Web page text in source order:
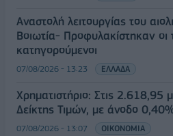
Αναστολή λειτουργίας του
Βοιωτία- Προφυλακίστηκαν οι
κατηγορούμενοι
07/08/2026 - 13:23 ΕΛΛΑΔΑ
Χρηματιστήριο: Στις 2.618,95
Δείκτης Τιμών, με άνοδο
07/08/2026 - 13:07 ΟΙΚΟΝΟΜΙΑ